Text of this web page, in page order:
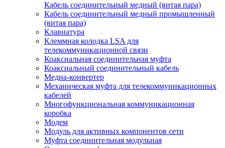
Кабель соединительный медный (витая пара)
Кабель соединительный медный промышленный
(витая пара)
Клавиатура
Клеммная колодка LSA для
телекоммуникационной связи
Коаксиальная соединительная муфта
Коаксиальный соединительный кабель
Медиа-конвертер
Механическая муфта для телекоммуникационных
кабелей
Многофункциональная коммуникационная
коробка
Модем
Модуль для активных компонентов сети
Муфта соединительная модульная